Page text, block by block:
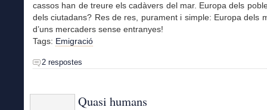
cassos han de treure els cadàvers del mar. Europa dels
dels ciutadans? Res de res, purament i simple: Europa dels
d’uns mercaders sense entranyes!
Tags: Emigració
2 respostes
Quasi humans